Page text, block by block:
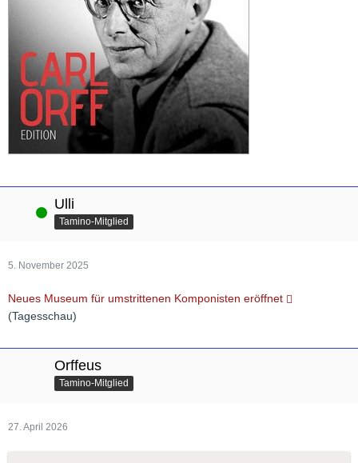
Online Ulli
Tamino-Mitglied
5. November 2025
Neues Museum für umstrittenen Komponisten eröffnet
(Tagesschau)
Orffeus
Tamino-Mitglied
27. April 2026